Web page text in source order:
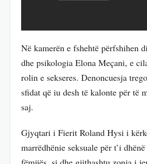
Në kamerën e fshehtë përfshihen
dhe psikologia Elona Meçani, e
rolin e sekseres. Denoncuesja
sfidat që iu desh të kalonte për të
saj.
Gjyqtari i Fierit Roland Hysi i
marrëdhënie seksuale për t’i